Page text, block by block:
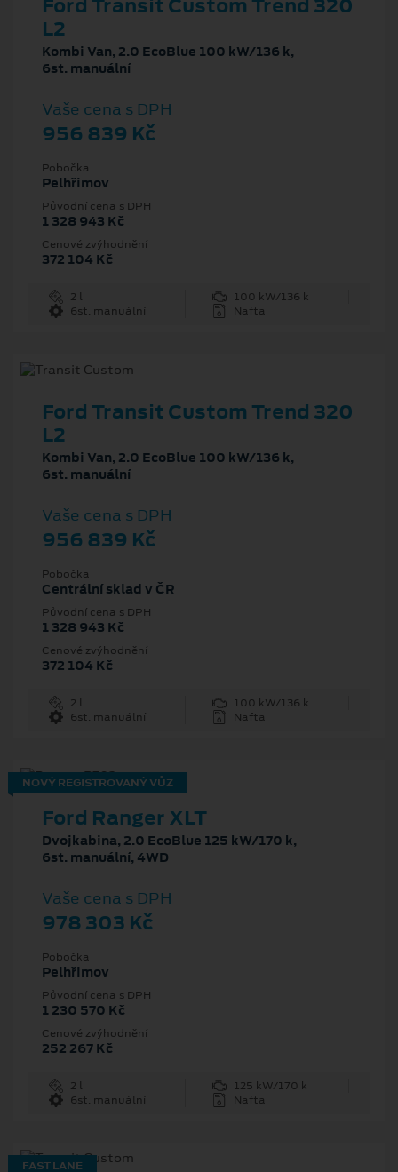
L2
Kombi Van, 2.0 EcoBlue 100 kW/136 k,
6st. manuální
Vaše cena s DPH
956 839 Kč
Pobočka
Pelhřimov
Původní cena s DPH
1 328 943 Kč
Cenové zvýhodnění
372 104 Kč
2 l
100 kW/136 k
6st. manuální
Nafta
Ford Transit Custom Trend 320
L2
Kombi Van, 2.0 EcoBlue 100 kW/136 k,
6st. manuální
Vaše cena s DPH
956 839 Kč
Pobočka
Centrální sklad v ČR
Původní cena s DPH
1 328 943 Kč
Cenové zvýhodnění
372 104 Kč
2 l
100 kW/136 k
6st. manuální
Nafta
NOVÝ REGISTROVANÝ VŮZ
Ford Ranger XLT
Dvojkabina, 2.0 EcoBlue 125 kW/170 k,
6st. manuální, 4WD
Vaše cena s DPH
978 303 Kč
Pobočka
Pelhřimov
Původní cena s DPH
1 230 570 Kč
Cenové zvýhodnění
252 267 Kč
2 l
125 kW/170 k
6st. manuální
Nafta
FAST LANE